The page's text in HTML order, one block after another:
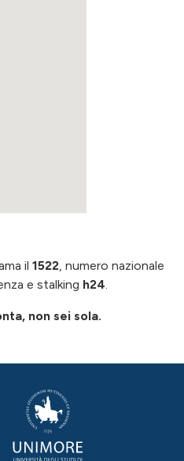
il 1522, numero nazionale
e stalking h24
non sei sola.